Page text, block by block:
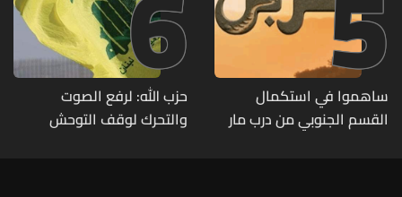
ساهموا في استكمال
القسم الجنوبي من درب مار
حزب الله: لرفع الصوت
والتحرك لوقف التوحش